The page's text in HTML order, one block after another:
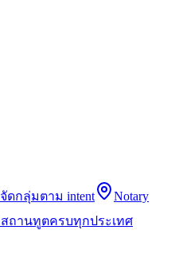
ดกลุ่มตาม intent
Notary
สถานทูตครบทุกประเทศ